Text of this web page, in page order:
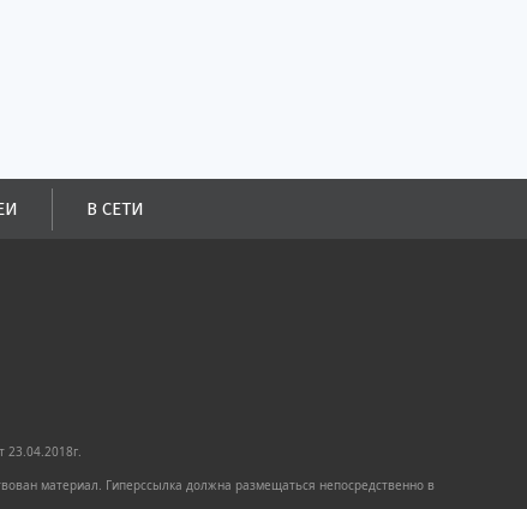
В СЕТИ
23.04.2018г.
материал. Гиперссылка должна размещаться непосредственно в